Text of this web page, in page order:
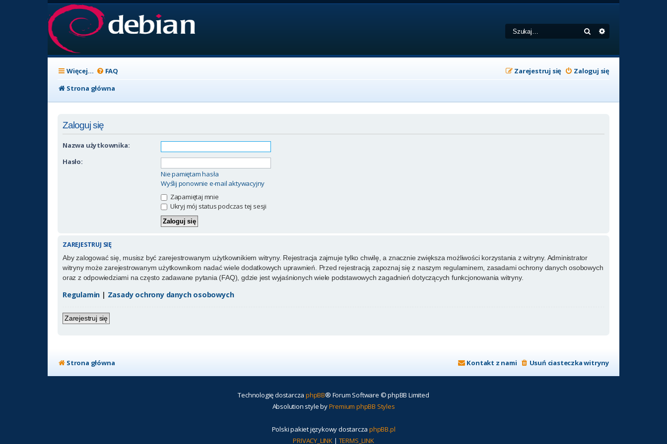
Szukaj
Więcej… FAQ Zaloguj się
Zarejestruj się
Strona główna
Zaloguj się
Nazwa użytkownika:
Hasło:
Nie pamiętam hasła
Wyślij ponownie e-mail aktywacyjny
Zapamiętaj mnie
Ukryj mój status podczas tej sesji
ZAREJESTRUJ SIĘ
Aby zalogować się, musisz być zarejestrowanym użytkownikiem witryny. Rejestracja zajmuje tylko chwilę, a znacznie zwiększa możliwości korzystania z witryny. Administrator
witryny może zarejestrowanym użytkownikom nadać wiele dodatkowych uprawnień. Przed rejestracją zapoznaj się z naszym regulaminem, zasadami ochrony danych osobowych
oraz z odpowiedziami na często zadawane pytania (FAQ), gdzie jest wyjaśnionych wiele podstawowych zagadnień dotyczących funkcjonowania witryny.
Regulamin | Zasady ochrony danych osobowych
Zarejestruj się
Strona główna Usuń ciasteczka witryny
Kontakt z nami
Technologię dostarcza phpBB® Forum Software © phpBB Limited
Absolution style byPremium phpBB Styles
Polski pakiet językowy dostarcza phpBB.pl
PRIVACY_LINK | TERMS_LINK